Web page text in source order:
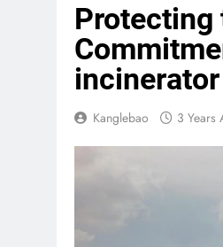
Protecting
Kanglebao 3 Years